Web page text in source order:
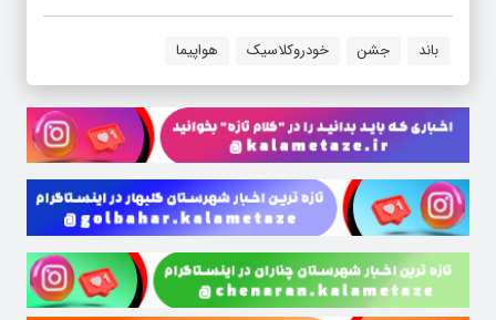
باند جشن خودروکلاسیک هواپیما